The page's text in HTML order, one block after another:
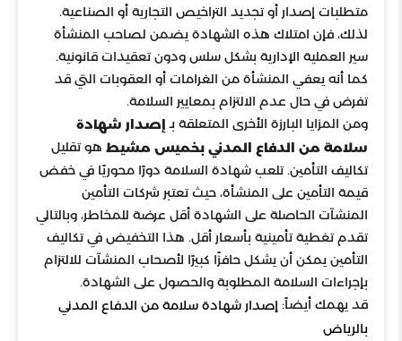
متطلبات إصدار أو تجديد التراخيص التجارية أو الصناعية.
لذلك، فإن امتلاك هذه الشهادة يضمن لصاحب المنشأة
سير العملية الإدارية بشكل سلس ودون تعقيدات قانونية.
كما أنه يعفي المنشأة من الغرامات أو العقوبات التي قد
تفرض في حال عدم الالتزام بمعايير السلامة.
ومن المزايا البارزة الأخرى المتعلقة بـ إصدار شهادة
سلامة من الدفاع المدني بخميس مشيط هو تقليل
تكاليف التأمين. تلعب شهادة السلامة دورًا محوريًا في خفض
قيمة التأمين على المنشأة، حيث تعتبر شركات التأمين
المنشآت الحاصلة على الشهادة أقل عرضة للمخاطر، وبالتالي
تقدم تغطية تأمينية بأسعار أقل. هذا التخفيض في تكاليف
التأمين يمكن أن يشكل حافزًا كبيرًا لأصحاب المنشآت للالتزام
بإجراءات السلامة المطلوبة والحصول على الشهادة.
قد يهمك أيضاً: إصدار شهادة سلامة من الدفاع المدني
بالرياض